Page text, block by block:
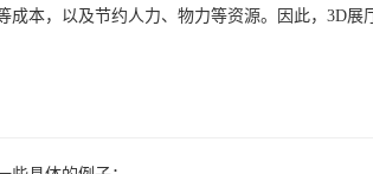
本，以及节约人力、物力等资源。因此，3D展